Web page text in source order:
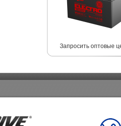
Запросить оптовые